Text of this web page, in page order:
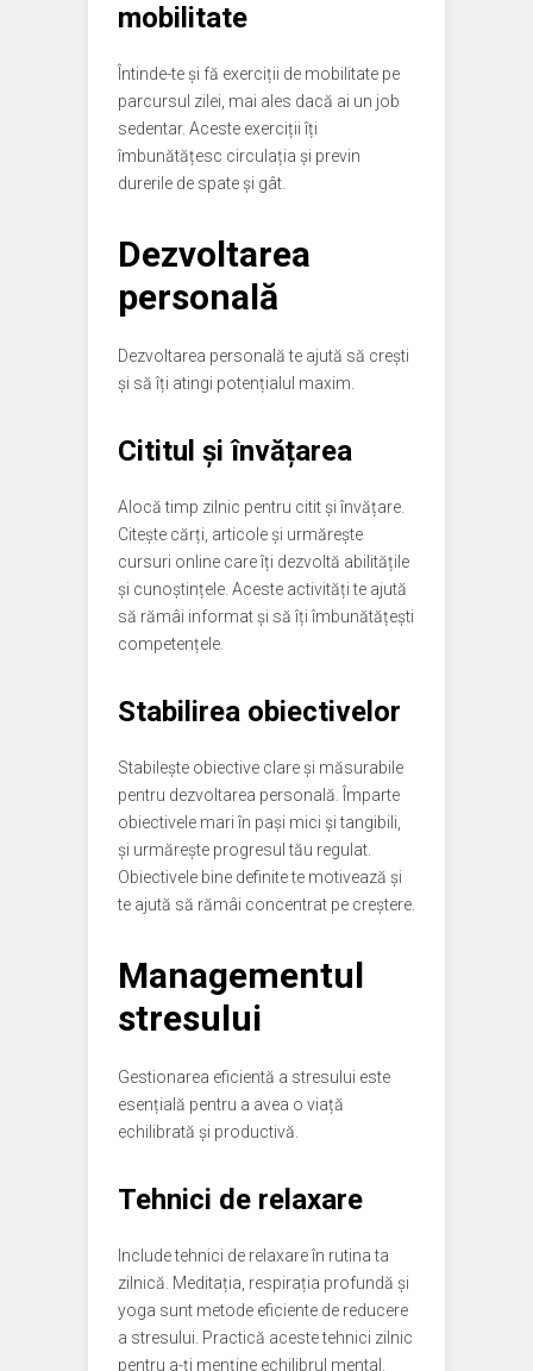
mobilitate
Întinde-te și fă exerciții de mobilitate pe
parcursul zilei, mai ales dacă ai un job
sedentar. Aceste exerciții îți
îmbunătățesc circulația și previn
durerile de spate și gât.
Dezvoltarea
personală
Dezvoltarea personală te ajută să crești
și să îți atingi potențialul maxim.
Cititul și învățarea
Alocă timp zilnic pentru citit și învățare.
Citește cărți, articole și urmărește
cursuri online care îți dezvoltă abilitățile
și cunoștințele. Aceste activități te ajută
să rămâi informat și să îți îmbunătățești
competențele.
Stabilirea obiectivelor
Stabilește obiective clare și măsurabile
pentru dezvoltarea personală. Împarte
obiectivele mari în pași mici și tangibili,
și urmărește progresul tău regulat.
Obiectivele bine definite te motivează și
te ajută să rămâi concentrat pe creștere.
Managementul
stresului
Gestionarea eficientă a stresului este
esențială pentru a avea o viață
echilibrată și productivă.
Tehnici de relaxare
Include tehnici de relaxare în rutina ta
zilnică. Meditația, respirația profundă și
yoga sunt metode eficiente de reducere
a stresului. Practică aceste tehnici zilnic
pentru a-ți menține echilibrul mental.